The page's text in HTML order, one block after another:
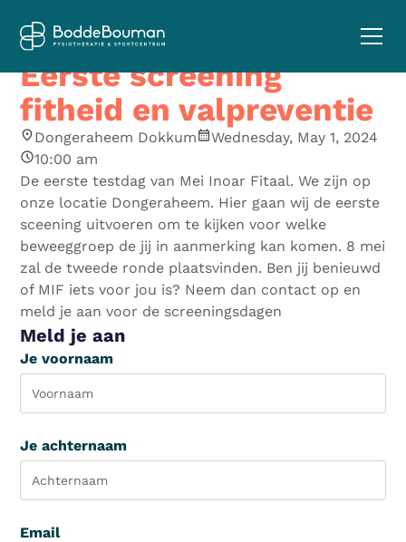
Eerste screening
fitheid en valpreventie
Dongeraheem Dokkum
Wednesday, May 1, 2024
10:00 am
De eerste testdag van Mei Inoar Fitaal. We zijn op
onze locatie Dongeraheem. Hier gaan wij de eerste
sceening uitvoeren om te kijken voor welke
beweeggroep de jij in aanmerking kan komen. 8 mei
zal de tweede ronde plaatsvinden. Ben jij benieuwd
of MIF iets voor jou is? Neem dan contact op en
meld je aan voor de screeningsdagen
Meld je aan
Je voornaam
Je achternaam
Email